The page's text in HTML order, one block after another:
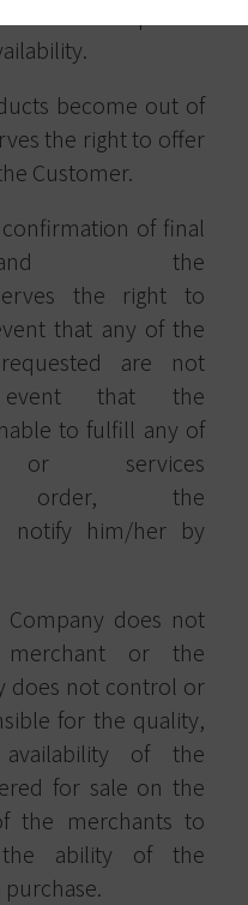
become out of
the right to offer
Customer.
of final
and the
the right to
that any of the
are not
that the
to fulfill any of
services
order, the
notify him/her by
does not
or the
does not control or
for the quality,
of the
for sale on the
the merchants to
ability of the